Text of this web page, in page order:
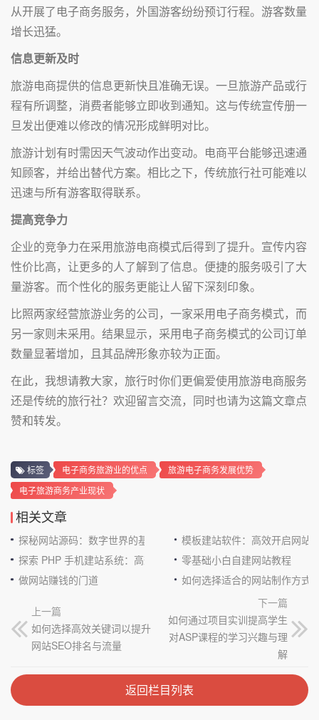
从开展了电子商务服务，外国游客纷纷预订行程。游客数量
增长迅猛。
信息更新及时
旅游电商提供的信息更新快且准确无误。一旦旅游产品或行
程有所调整，消费者能够立即收到通知。这与传统宣传册一
旦发出便难以修改的情况形成鲜明对比。
旅游计划有时需因天气波动作出变动。电商平台能够迅速通
知顾客，并给出替代方案。相比之下，传统旅行社可能难以
迅速与所有游客取得联系。
提高竞争力
企业的竞争力在采用旅游电商模式后得到了提升。宣传内容
性价比高，让更多的人了解到了信息。便捷的服务吸引了大
量游客。而个性化的服务更能让人留下深刻印象。
比照两家经营旅游业务的公司，一家采用电子商务模式，而
另一家则未采用。结果显示，采用电子商务模式的公司订单
数量显著增加，且其品牌形象亦较为正面。
在此，我想请教大家，旅行时你们更偏爱使用旅游电商服务
还是传统的旅行社？欢迎留言交流，同时也请为这篇文章点
赞和转发。
标签 电子商务旅游业的优点
旅游电子商务发展优势
电子旅游商务产业现状
相关文章
探秘网站源码：数字世界的基石
模板建站软件：高效开启网站
探索 PHP 手机建站系统：高效与便捷的完美结合零基础小白自建网站教程
做网站赚钱的门道
如何选择适合的网站制作方式
上一篇
如何选择高效关键词以提升
网站SEO排名与流量
下一篇
如何通过项目实训提高学生
对ASP课程的学习兴趣与理
解
返回栏目列表